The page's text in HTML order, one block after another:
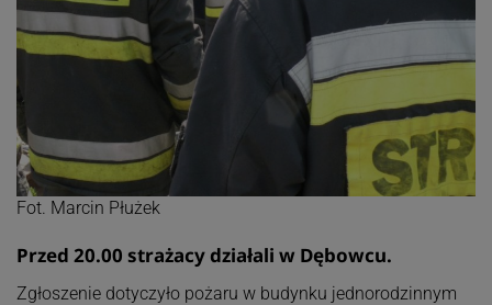
Fot. Marcin Płużek
Przed 20.00 strażacy działali w Dębowcu.
Zgłoszenie dotyczyło pożaru w budynku jednorodzinnym